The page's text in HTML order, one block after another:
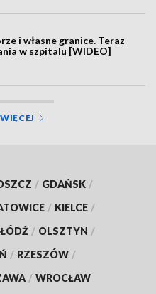
i własne granice. Teraz
w szpitalu [WIDEO]
/ GDAŃSK /
/ KIELCE /
ŁÓDŹ / OLSZTYN /
/ RZESZÓW /
/ WROCŁAW